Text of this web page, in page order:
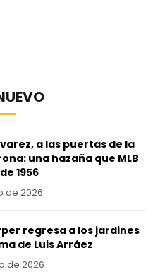
a las puertas de la
una hazaña que MLB
1956
de 2026
regresa a los jardines
de Luis Arráez
de 2026